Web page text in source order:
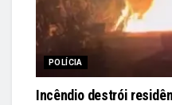
POLÍCIA
Incêndio destrói